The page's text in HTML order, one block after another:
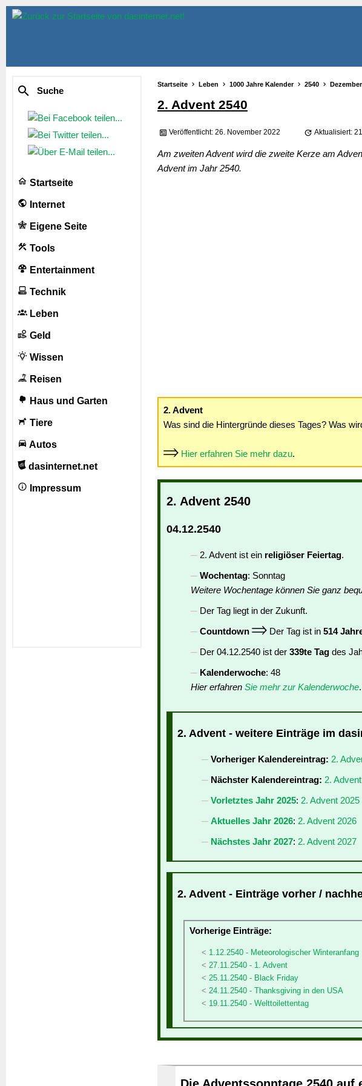
Suche
Startseite
Internet
Eigene Seite
Tools
Entertainment
Technik
Leben
Geld
Wissen
Reisen
Haus und Garten
Tiere
Autos
dasinternet.net
Impressum
Startseite Leben 1000 Jahre Kalender 2540 Dezember
2. Advent 2540
Veröffentlicht: 26. November 2022 Aktualisiert:
Am zweiten Advent wird die zweite Kerze am
Advent im Jahr 2540.
2. Advent
Was sind die Hintergründe dieses Tages? Was
Hier erfahren Sie mehr dazu.
2. Advent 2540
04.12.2540
2. Advent ist ein religiöser Feiertag.
Wochentag: Sonntag
Weitere Wochentage können Sie ganz
Der Tag liegt in der Zukunft.
Countdown
Der Tag ist in 514
Der 04.12.2540 ist der 339te Tag des
Kalenderwoche: 48
Hier erfahren Sie mehr zur Kalenderwoche.
2. Advent - weitere Einträge im
Vorheriger Kalendereintrag: 2.
Nächster Kalendereintrag: 2.
Vorletztes Jahr 2025: 2. Advent 2025
Aktuelles Jahr 2026: 2. Advent 2026
Nächstes Jahr 2027: 2. Advent 2027
2. Advent - Einträge vorher /
Vorherige Einträge:
1.12.2540 - Meteorologischer Winteranfang
27.11.2540 - 1. Advent
25.11.2540 - Black Friday
24.11.2540 - Thanksgiving in den USA
19.11.2540 - Welttoilettentag
Die Adventssonntage 2540 auf